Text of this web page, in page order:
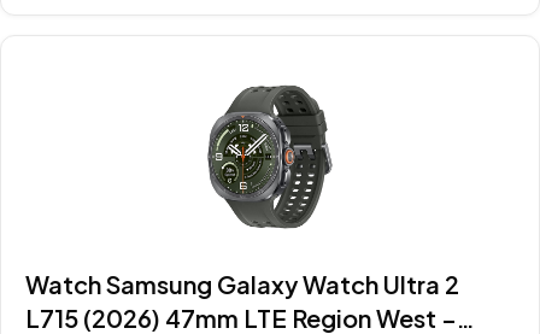
Watch Samsung Galaxy Watch Ultra 2
L715 (2026) 47mm LTE Region West –